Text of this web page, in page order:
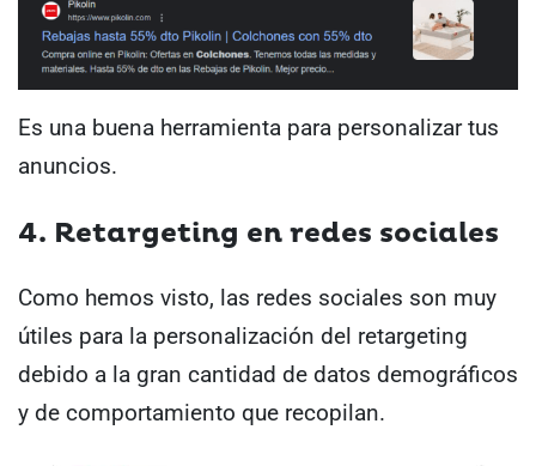
Es una buena herramienta para personalizar tus
anuncios.
4. Retargeting en redes sociales
Como hemos visto, las redes sociales son muy
útiles para la personalización del retargeting
debido a la gran cantidad de datos demográficos
y de comportamiento que recopilan.